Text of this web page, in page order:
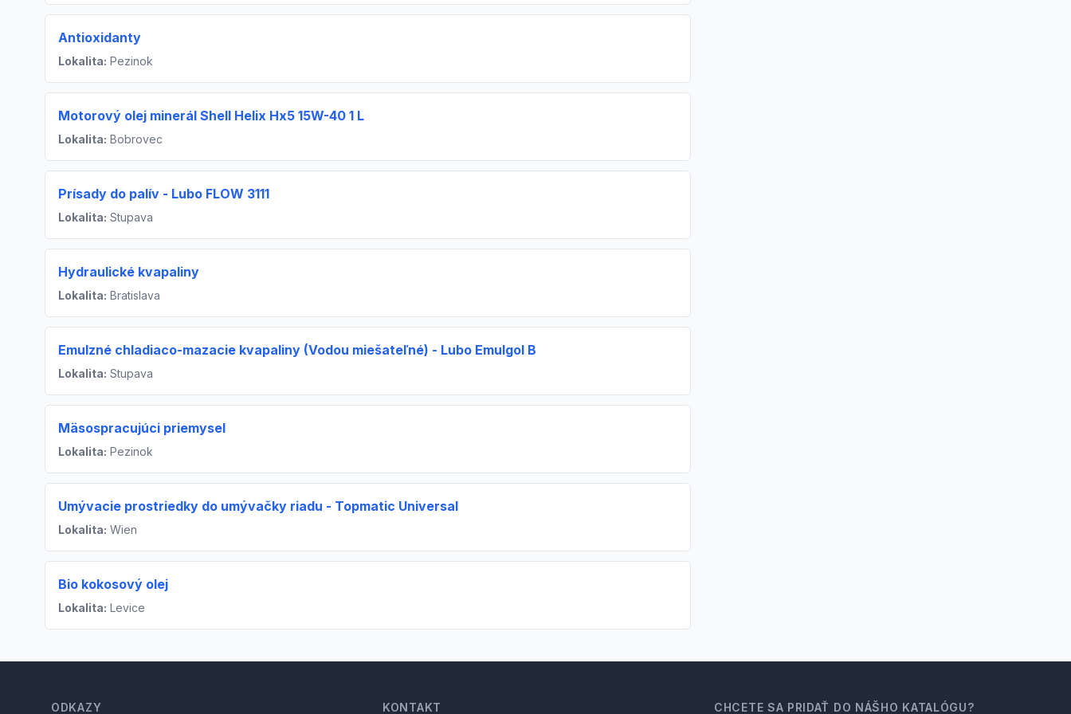
Antioxidanty
Lokalita: Pezinok
Motorový olej minerál Shell Helix Hx5 15W-40 1 L
Lokalita: Bobrovec
Prísady do palív - Lubo FLOW 3111
Lokalita: Stupava
Hydraulické kvapaliny
Lokalita: Bratislava
Emulzné chladiaco-mazacie kvapaliny (Vodou miešateľné) - Lubo Emulgol B
Lokalita: Stupava
Mäsospracujúci priemysel
Lokalita: Pezinok
Umývacie prostriedky do umývačky riadu - Topmatic Universal
Lokalita: Wien
Bio kokosový olej
Lokalita: Levice
ODKAZY KONTAKT CHCETE SA PRIDAŤ DO NÁŠHO KATALÓGU?